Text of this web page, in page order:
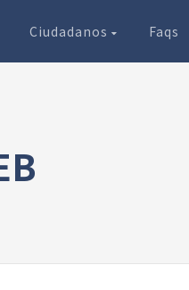
Ciudadanos Faqs